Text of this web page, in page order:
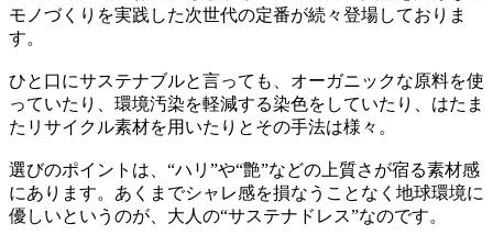
モノづくりを実践した次世代の定番が続々登場しておりま
す。
ひと口にサステナブルと言っても、オーガニックな原料を使
っていたり、環境汚染を軽減する染色をしていたり、はたま
たリサイクル素材を用いたりとその手法は様々。
選びのポイントは、“ハリ”や“艶”などの上質さが宿る素材感
にあります。あくまでシャレ感を損なうことなく地球環境に
優しいというのが、大人の“サステナドレス”なのです。